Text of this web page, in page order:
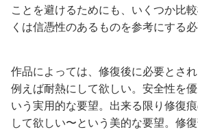
ことを避けるためにも、いくつか比
くは信憑性のあるものを参考にする必
作品によっては、修復後に必要とされ
例えば耐熱にして欲しい。安全性を
いう実用的な要望。出来る限り修復
して欲しい〜という美的な要望。修